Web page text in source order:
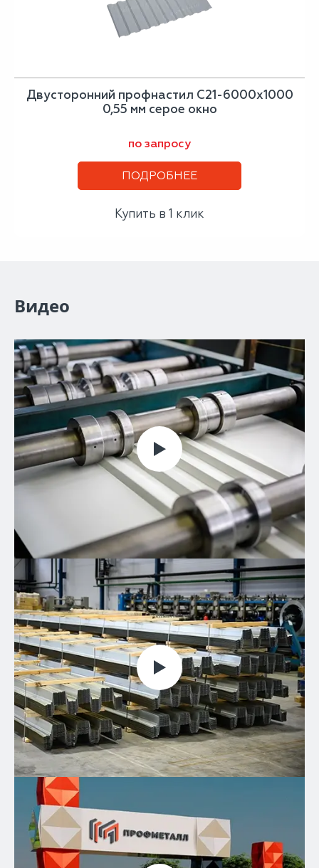
Двусторонний профнастил С21-6000х1000
0,55 мм серое окно
по запросу
ПОДРОБНЕЕ
Купить в 1 клик
Видео